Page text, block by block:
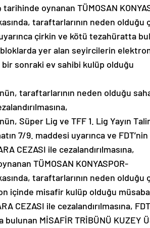
oynanan TÜMOSAN
taraftarlarının neden olduğu
çirkin ve kötü tezahüratta
bloklarda yer alan seyircilerin
sonraki ev sahibi kulüp olduğu
taraftarlarının neden olduğu
Süper Lig ve TFF 1. Lig Yayın
7/9. maddesi uyarınca ve FDT’nin
CEZASI ile cezalandırılmasına,
TÜMOSAN KONYASPOR-
taraftarlarının neden olduğu
içinde misafir kulüp olduğu
CEZASI ile cezalandırılmasına,
MİSAFİR TRİBÜNÜ KUZEY